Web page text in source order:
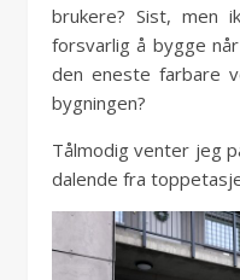
brukere? Sist, men
forsvarlig å bygge
den eneste farbare
bygningen?
Tålmodig venter jeg
dalende fra